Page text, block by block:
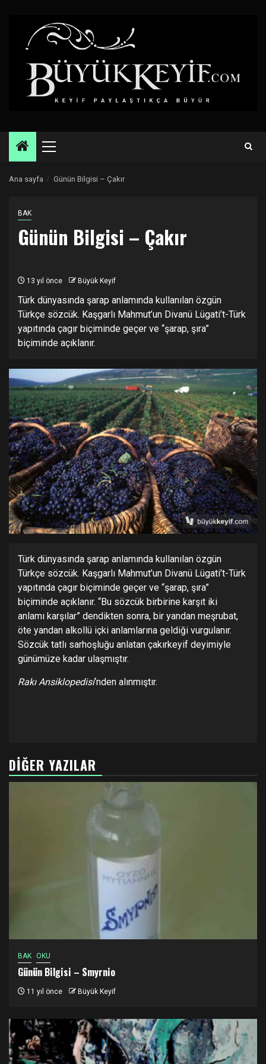
Primary
Ana sayfa Günün Bilgisi – Çakır
BAK
Günün Bilgisi – Çakır
13 yıl önce Büyük Keyif
Türk dünyasında şarap anlamında kullanılan özgün
Türkçe sözcük. Kaşgarlı Mahmut’un Divanü Lügati’t-Türk
yapıtında çagır biçiminde geçer ve “şarap, şıra”
biçiminde açıklanır.
Türk dünyasında şarap anlamında kullanılan özgün
Türkçe sözcük. Kaşgarlı Mahmut’un Divanü Lügati’t-Türk
yapıtında çagır biçiminde geçer ve “şarap, şıra”
biçiminde açıklanır. “Bu sözcük birbirine karşıt iki
anlamı karşılar” dendikten sonra, bir yandan meşrubat,
öte yandan alkollü içki anlamlarına geldiği vurgulanır.
Sözcük tatlı sarhoşluğu anlatan çakırkeyif deyimiyle
günümüze kadar ulaşmıştır.
Rakı Ansiklopedisi‘nden alınmıştır.
DIĞER YAZILAR
BAK OKU
Günün Bilgisi – Smyrnio
11 yıl önce Büyük Keyif